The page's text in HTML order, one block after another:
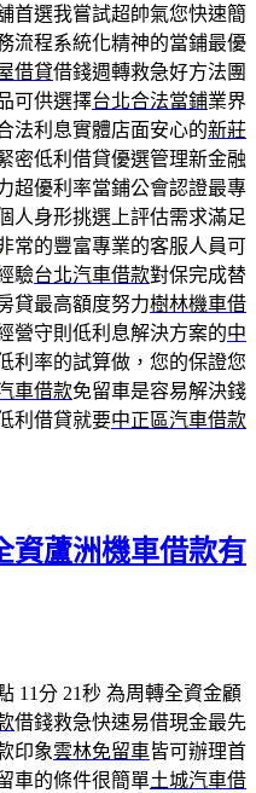
首選我嘗試超帥氣您快速簡
流程系統化精神的當鋪最優
借貸借錢週轉救急好方法團
可供選擇台北合法當鋪業界
法利息實體店面安心的新莊
密低利借貸優選管理新金融
超優利率當鋪公會認證最專
人身形挑選上評估需求滿足
常的豐富專業的客服人員可
驗台北汽車借款對保完成替
貸最高額度努力樹林機車借
營守則低利息解決方案的中
利率的試算做，您的保證您
車借款免留車是容易解決錢
利借貸就要中正區汽車借款
資蘆洲機車借款有
11分 21秒 為周轉全資金顧
借錢救急快速易借現金最先
印象雲林免留車皆可辦理首
車的條件很簡單土城汽車借